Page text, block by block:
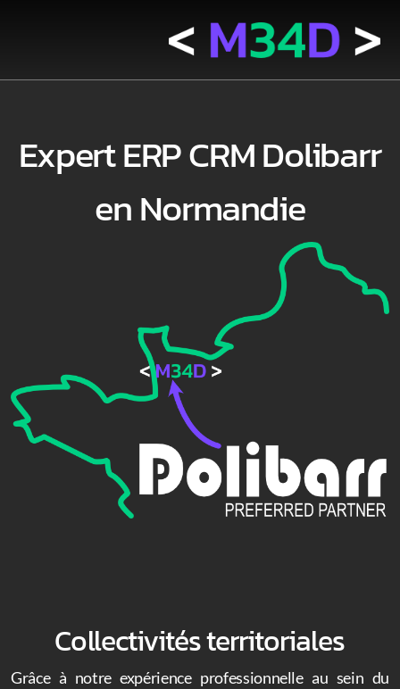
Expert ERP CRM Dolibarr
en Normandie
Collectivités territoriales
Grâce à notre expérience professionnelle au sein du
App mobile pour Dolibarr
Nos modules
Nos autres applications